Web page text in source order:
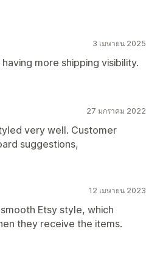
3 เมษายน 2025
more shipping visibility.
27 มกราคม 2022
very well. Customer
suggestions,
12 เมษายน 2023
Etsy style, which
they receive the items.